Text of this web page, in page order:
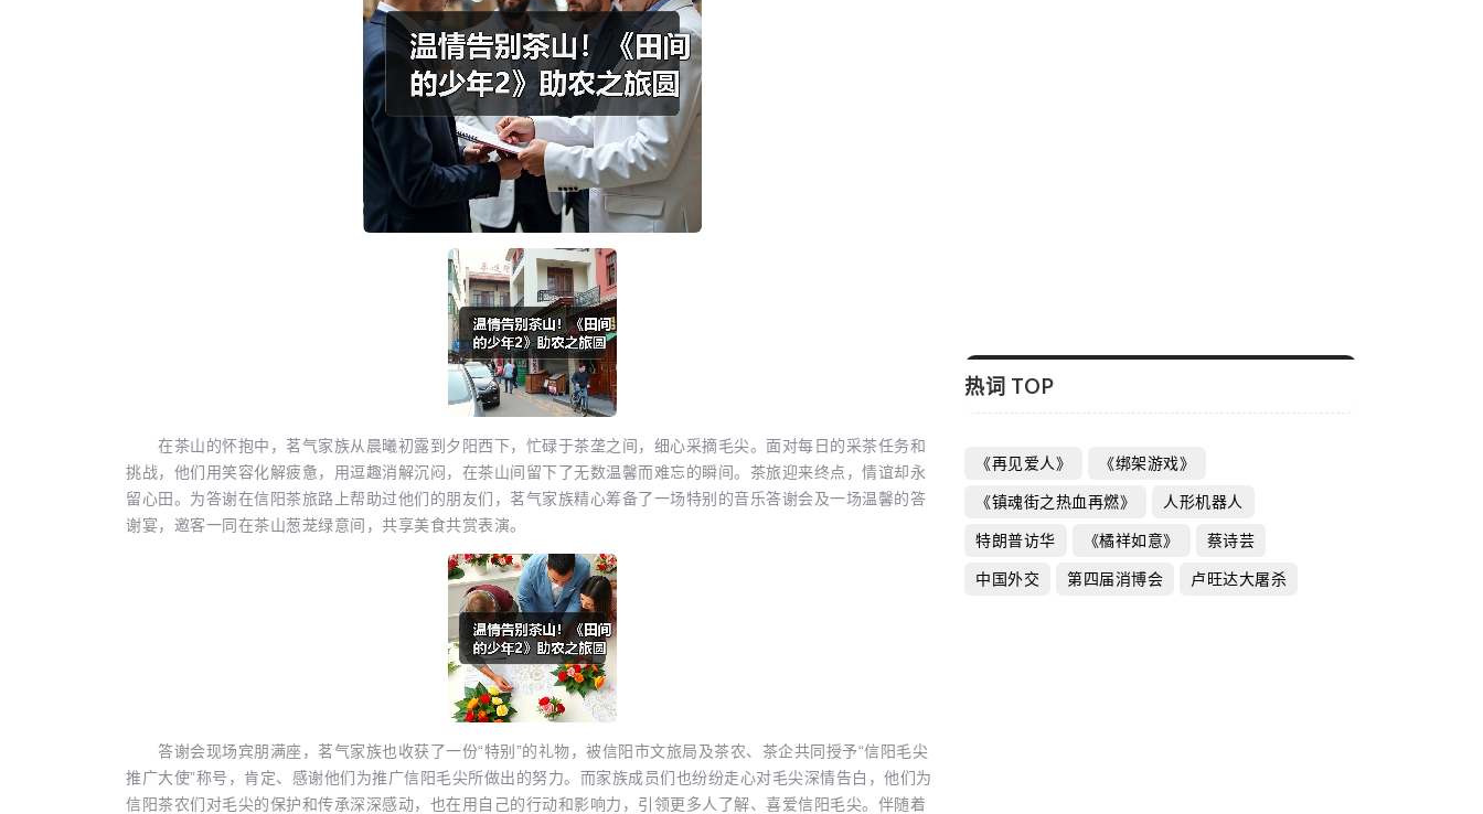
在茶山的怀抱中，茗气家族从晨曦初露到夕阳西下，忙碌于茶垄之间，细心采摘毛尖。面对每日的采茶任务和
挑战，他们用笑容化解疲惫，用逗趣消解沉闷，在茶山间留下了无数温馨而难忘的瞬间。茶旅迎来终点，情谊却永
留心田。为答谢在信阳茶旅路上帮助过他们的朋友们，茗气家族精心筹备了一场特别的音乐答谢会及一场温馨的答
谢宴，邀客一同在茶山葱茏绿意间，共享美食共赏表演。
答谢会现场宾朋满座，茗气家族也收获了一份“特别”的礼物，被信阳市文旅局及茶农、茶企共同授予“信阳毛尖
推广大使”称号，肯定、感谢他们为推广信阳毛尖所做出的努力。而家族成员们也纷纷走心对毛尖深情告白，他们为
信阳茶农们对毛尖的保护和传承深深感动，也在用自己的行动和影响力，引领更多人了解、喜爱信阳毛尖。伴随着
《新一年又一年》收官 时代变迁中的百姓
生活史
启芯新知日报
热词 TOP
《再见爱人》 《绑架游戏》
《镇魂街之热血再燃》 人形机器人
特朗普访华 《橘祥如意》 蔡诗芸
中国外交 第四届消博会 卢旺达大屠杀